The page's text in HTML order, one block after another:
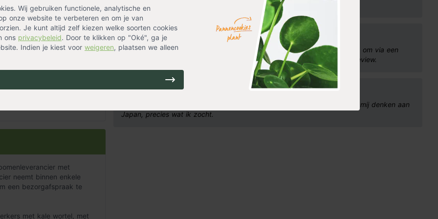
Wij gebruiken functionele, analytische en
onze website te verbeteren en om je van
Je kunt altijd zelf kiezen welke soorten cookies
ons privacybeleid. Door te klikken op "Oké", ga je
Indien je kiest voor weigeren, plaatsen we alleen
laat zich dan
tint) in trossen. De
heerlijk naar amandel.
met
neemt binnen enkele
een bezorgafspraak te
met kale wortel, met
gegraven hadden.
Door: Bart Stoppelenburg
Deze boom 2 jaar geleden aangekocht bij Tuincentrum.nl. Ik was huiverig om via een
webshop te bestellen maar de boom doet het geweldig vandaar nu de review.
Door: Marius Prins
Ik heb op het moment dit boompje in mijn tuin staan. Het roze blad doet mij denken aan
Japan, precies wat ik zocht.